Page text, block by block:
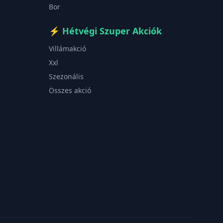
Bor
⚡ Hétvégi Szuper Akciók
Villámakció
Xxl
Szezonális
Összes akció